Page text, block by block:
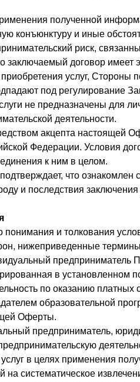
полученной
конъюнктуру и иные
риск,
заключаемый договор
услуг,
под регулирование
не предназначены
деятельности.
акцепта настоящей
Федерации. Условия
к ним в целом.
что
и последствия заключения
понимания и толкования
нижеприведенные
в
по оказанию
образовательной
Оферты.
предприниматель,
в целях применения
на систематическое